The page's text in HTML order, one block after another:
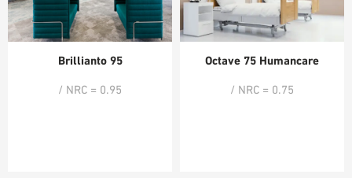
Brillianto 95
/ NRC = 0.95
Octave 75 Humancare
/ NRC = 0.75